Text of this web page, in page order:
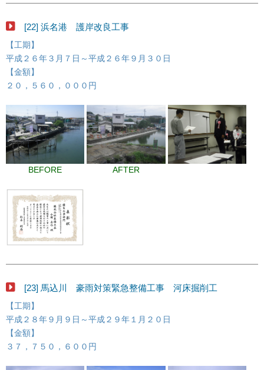
[22] 浜名港 護岸改良工事
【工期】
平成２６年３月７日～平成２６年９月３０日
【金額】
２０，５６０，０００円
BEFORE AFTER
[23] 馬込川 豪雨対策緊急整備工事 河床掘削工
【工期】
平成２８年９月９日～平成２９年１月２０日
【金額】
３７，７５０，６００円